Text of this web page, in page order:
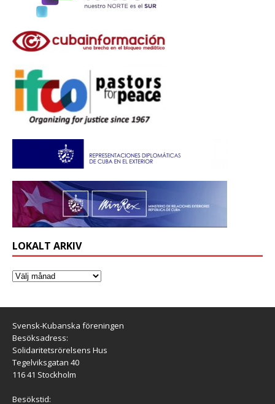
LOKALT ARKIV
Svensk-Kubanska föreningen
Besöksadress:
Solidaritetsrörelsens Hus
Tegelviksgatan 40
116 41 Stockholm
Besökstid: